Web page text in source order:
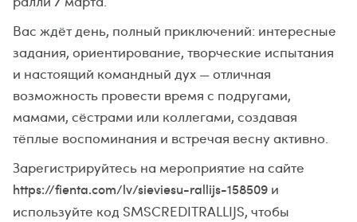
Вас ждёт день, полный приключений: интересные
задания, ориентирование, творческие испытания
и настоящий командный дух — отличная
возможность провести время с подругами,
мамами, сёстрами или коллегами, создавая
тёплые воспоминания и встречая весну активно.
Зарегистрируйтесь на мероприятие на сайте
https://fienta.com/lv/sieviesu-rallijs-158509 и
используйте код SMSCREDITRALLIJS, чтобы